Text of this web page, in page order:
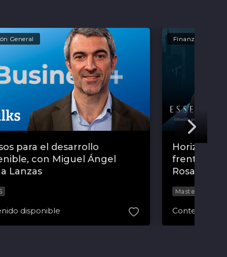
General
para el desarrollo
con Miguel Ángel
Lanzas
disponible
Finanzas
Horizonte
frente a la
Rosa Duce
MasterClass
Contenido